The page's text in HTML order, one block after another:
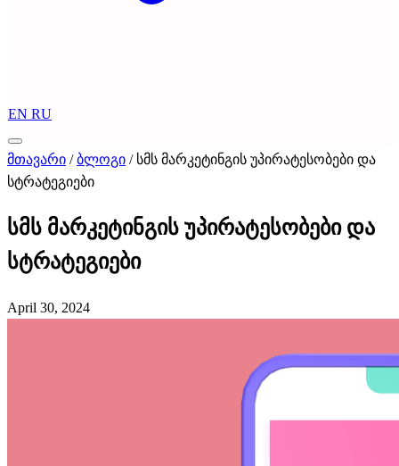
EN RU
მთავარი / ბლოგი / სმს მარკეტინგის უპირატესობები და
სტრატეგიები
სმს მარკეტინგის უპირატესობები და
სტრატეგიები
April 30, 2024